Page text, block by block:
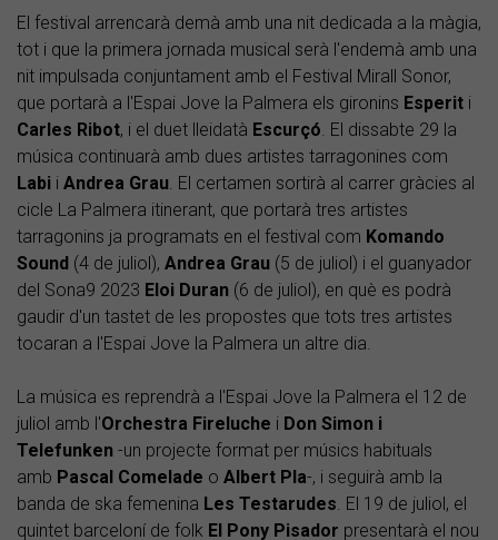
El festival arrencarà demà amb una nit dedicada a la màgia,
tot i que la primera jornada musical serà l'endemà amb una
nit impulsada conjuntament amb el Festival Mirall Sonor,
que portarà a l'Espai Jove la Palmera els gironins Esperit i
Carles Ribot, i el duet lleidatà Escurçó. El dissabte 29 la
música continuarà amb dues artistes tarragonines com
Labi i Andrea Grau. El certamen sortirà al carrer gràcies al
cicle La Palmera itinerant, que portarà tres artistes
tarragonins ja programats en el festival com Komando
Sound (4 de juliol), Andrea Grau (5 de juliol) i el guanyador
del Sona9 2023 Eloi Duran (6 de juliol), en què es podrà
gaudir d'un tastet de les propostes que tots tres artistes
tocaran a l'Espai Jove la Palmera un altre dia.
La música es reprendrà a l'Espai Jove la Palmera el 12 de
juliol amb l'Orchestra Fireluche i Don Simon i
Telefunken -un projecte format per músics habituals
amb Pascal Comelade o Albert Pla-, i seguirà amb la
banda de ska femenina Les Testarudes. El 19 de juliol, el
quintet barceloní de folk El Pony Pisador presentarà el nou